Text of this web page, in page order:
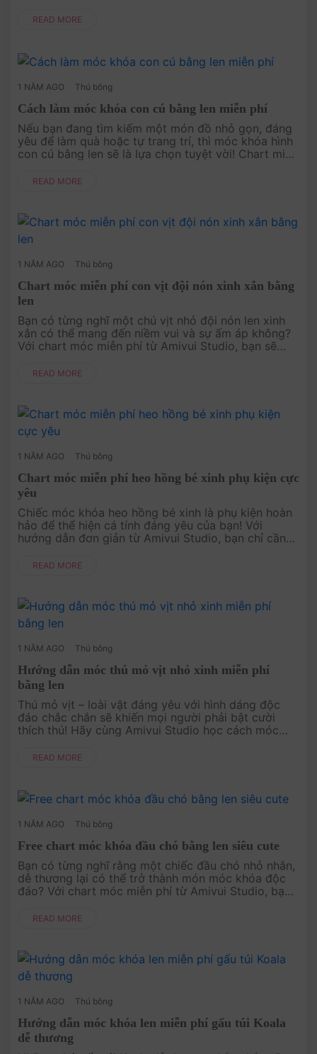
nghiệm những kỹ thuật mới và....
READ MORE
1 NĂM AGO Thú bông
Cách làm móc khóa con cú bằng len miễn phí
Nếu bạn đang tìm kiếm một món đồ nhỏ gọn, đáng
yêu để làm quà hoặc tự trang trí, thì móc khóa hình
con cú bằng len sẽ là lựa chọn tuyệt vời! Chart miễn
thành một chú ....
READ MORE
1 NĂM AGO Thú bông
Chart móc miễn phí con vịt đội nón xinh xắn bằng
len
Bạn có từng nghĩ một chú vịt nhỏ đội nón len xinh
xắn có thể mang đến niềm vui và sự ấm áp không?
Với chart móc miễn phí từ Amivui Studio, bạn sẽ
phẩm độc đáo và dễ thương. ....
READ MORE
1 NĂM AGO Thú bông
Chart móc miễn phí heo hồng bé xinh phụ kiện cực
yêu
Chiếc móc khóa heo hồng bé xinh là phụ kiện hoàn
hảo để thể hiện cá tính đáng yêu của bạn! Với
hướng dẫn đơn giản từ Amivui Studio, bạn chỉ cần
món đồ handmade dễ thươ....
READ MORE
1 NĂM AGO Thú bông
Hướng dẫn móc thú mỏ vịt nhỏ xinh miễn phí
bằng len
Thú mỏ vịt – loài vật đáng yêu với hình dáng độc
đáo chắc chắn sẽ khiến mọi người phải bật cười
thích thú! Hãy cùng Amivui Studio học cách móc
nhé. Dễ làm, nhanh hoà....
READ MORE
1 NĂM AGO Thú bông
Free chart móc khóa đầu chó bằng len siêu cute
Bạn có từng nghĩ rằng một chiếc đầu chó nhỏ nhắn,
dễ thương lại có thể trở thành món móc khóa độc
đáo? Với chart móc miễn phí từ Amivui Studio, bạn
móc khóa đầu chó siêu....
READ MORE
1 NĂM AGO Thú bông
Hướng dẫn móc khóa len miễn phí gấu túi Koala
dễ thương